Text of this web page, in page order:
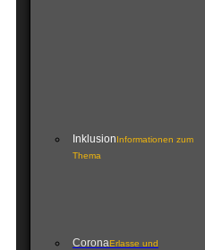
InklusionInformationen zum
Thema
CoronaErlasse und